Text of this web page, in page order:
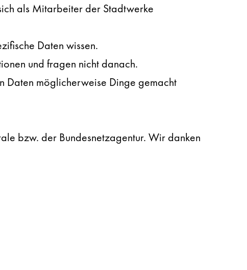
als Mitarbeiter der Stadtwerke
Daten wissen.
und fragen nicht danach.
Daten möglicherweise Dinge gemacht
bzw. der Bundesnetzagentur. Wir danken